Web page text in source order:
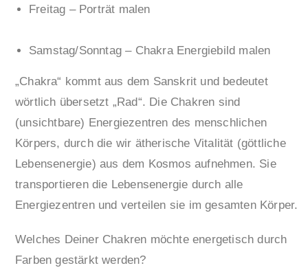
Freitag – Porträt malen
Samstag/Sonntag – Chakra Energiebild malen
„Chakra“ kommt aus dem Sanskrit und bedeutet
wörtlich übersetzt „Rad“. Die Chakren sind
(unsichtbare) Energiezentren des menschlichen
Körpers, durch die wir ätherische Vitalität (göttliche
Lebensenergie) aus dem Kosmos aufnehmen. Sie
transportieren die Lebensenergie durch alle
Energiezentren und verteilen sie im gesamten Körper.
Welches Deiner Chakren möchte energetisch durch
Farben gestärkt werden?